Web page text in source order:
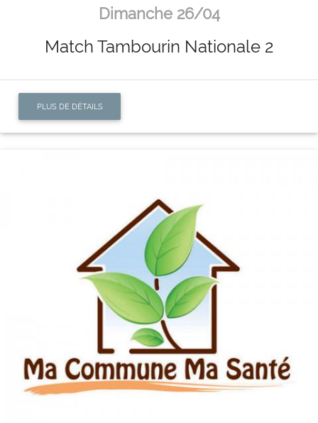
Dimanche 26/04
Match Tambourin Nationale 2
PLUS DE DÉTAILS